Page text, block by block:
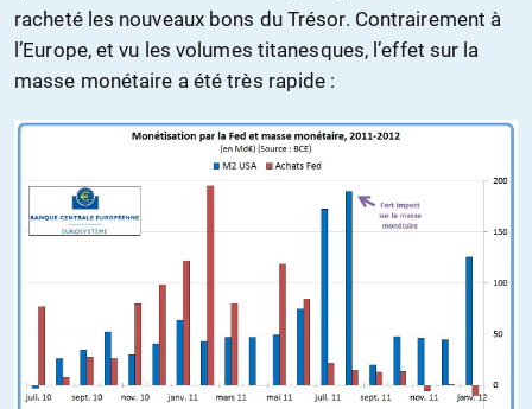
racheté les nouveaux bons du Trésor. Contrairement à
l’Europe, et vu les volumes titanesques, l’effet sur la
masse monétaire a été très rapide :